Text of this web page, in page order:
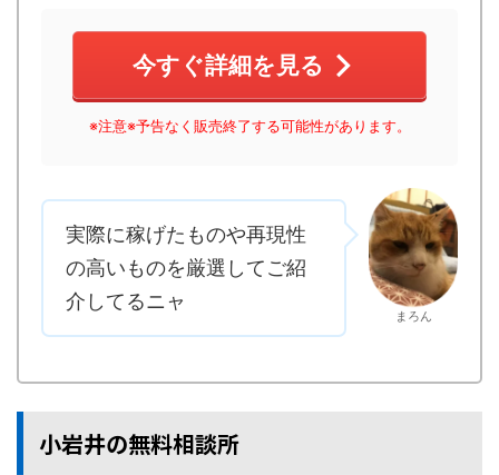
今すぐ詳細を見る
※注意※予告なく販売終了する可能性があります。
実際に稼げたものや再現性
の高いものを厳選してご紹
介してるニャ
まろん
小岩井の無料相談所